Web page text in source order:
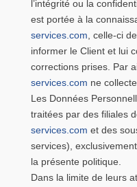
l’intégrité ou la
est portée à la
services.com , celle-ci
informer le Client et lui
corrections prises. Par
services.com ne
Les Données
traitées par des filiales
services.com et des
services),
la présente politique.
Dans la limite de leurs